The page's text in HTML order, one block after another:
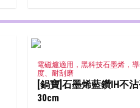
電磁爐適用，黑科技石墨烯，
度、耐刮磨
[鍋寶]石墨烯藍鑽IH不
30cm